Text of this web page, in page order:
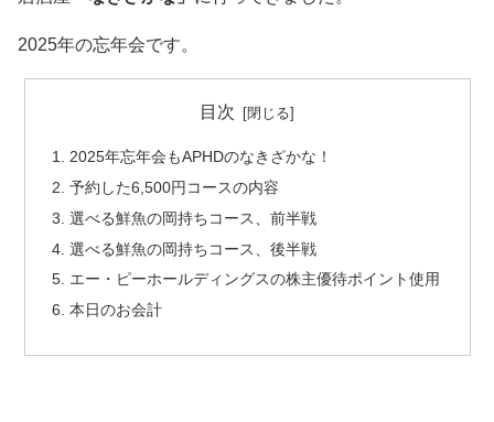
2025年の忘年会です。
目次
2025年忘年会もAPHDのなきざかな！
予約した6,500円コースの内容
選べる鮮魚の岡持ちコース、前半戦
選べる鮮魚の岡持ちコース、後半戦
エー・ピーホールディングスの株主優待ポイント使用
本日のお会計